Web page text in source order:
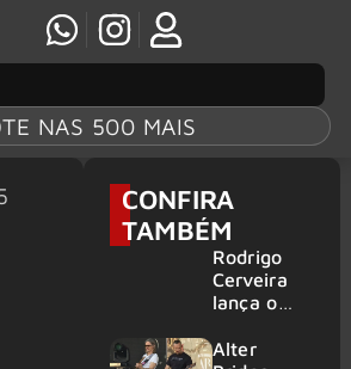
NAS 500 MAIS
CONFIRA
TAMBÉM
Rodrigo
Cerveira
lança o
Searcher”
Alter